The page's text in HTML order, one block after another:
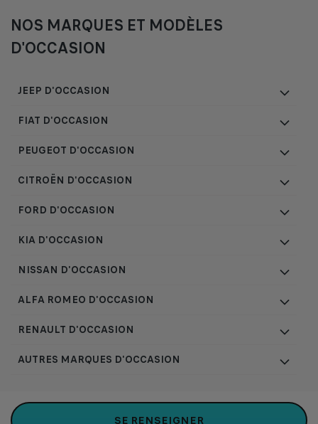
SE RENSEIGNER
NOS MARQUES ET MODÈLES
D'OCCASION
JEEP D'OCCASION
FIAT D'OCCASION
PEUGEOT D'OCCASION
CITROËN D'OCCASION
FORD D'OCCASION
KIA D'OCCASION
NISSAN D'OCCASION
ALFA ROMEO D'OCCASION
RENAULT D'OCCASION
AUTRES MARQUES D'OCCASION
Plan du site Consentement cookie